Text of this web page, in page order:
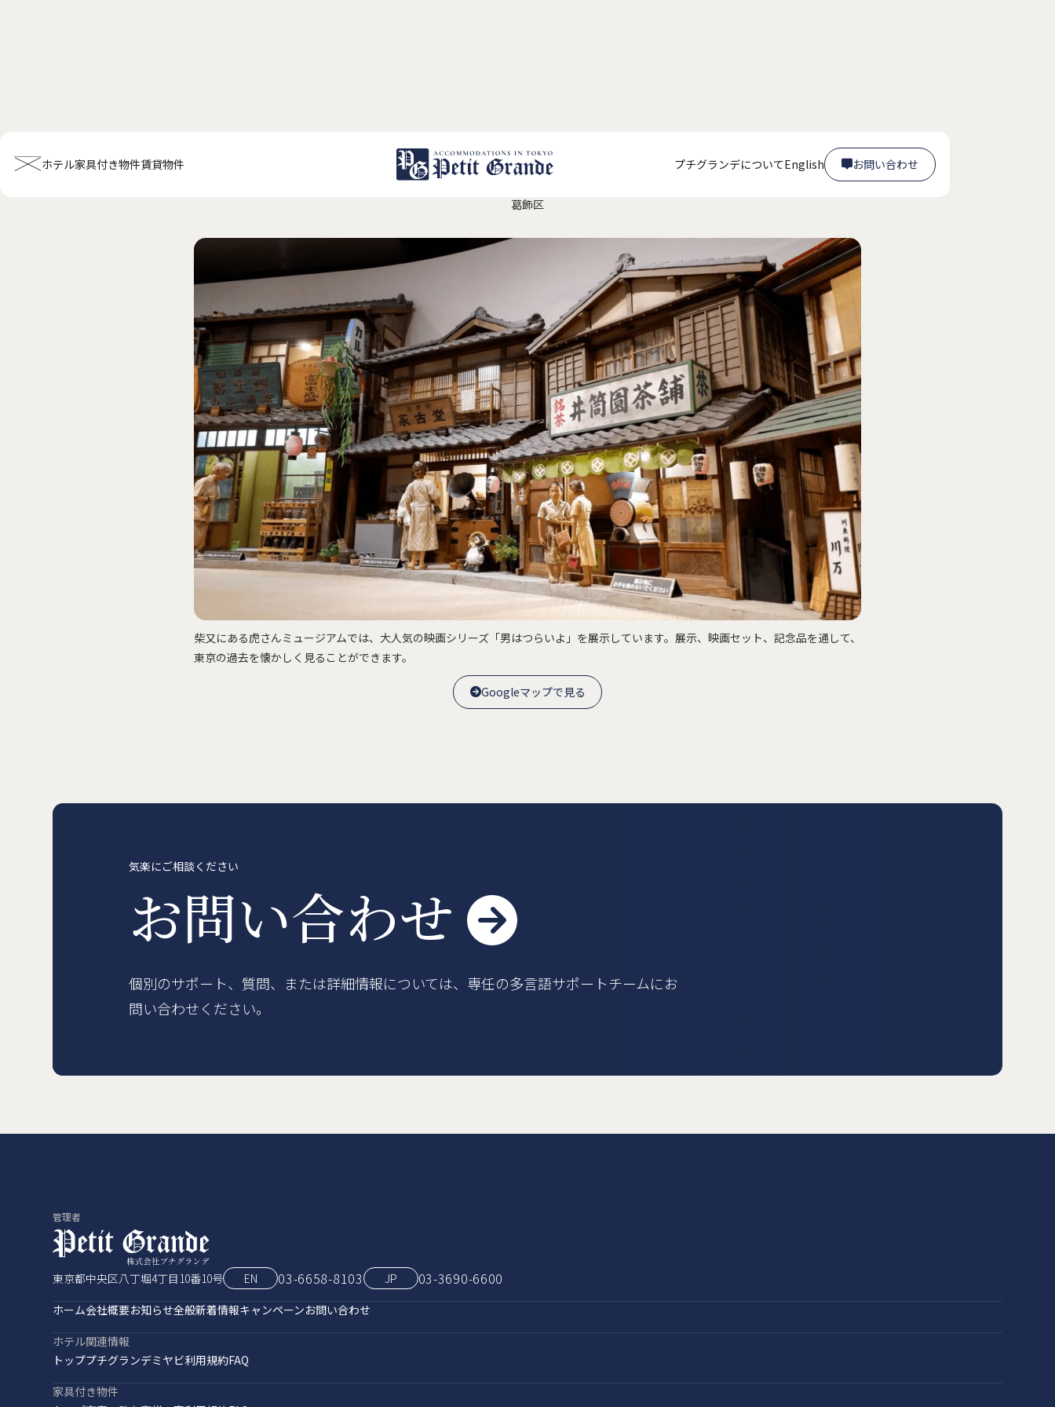
ホテル家具付き物件賃貸物件 プチグランデについてEnglish お問い合わせ
お問い合わせ
利用規約FAQ
利用規約FAQ
契約の流れ鍵と保険について自転車登録よくある質問利用規約
虎さんミュージアム
葛飾区
柴又にある虎さんミュージアムでは、大人気の映画シリーズ「男はつらいよ」を展示しています。展示、映画セット、記念品を通して、
東京の過去を懐かしく見ることができます。
Googleマップで見る
Googleマップで見る
気楽にご相談ください
お問い合わせ 
個別のサポート、質問、または詳細情報については、専任の多言語サポートチームにお
問い合わせください。
管理者
東京都中央区八丁堀4丁目10番10号 EN 03-6658-8103 JP 03‑3690‑6600
ホーム会社概要お知らせ全般新着情報キャンペーンお問い合わせ
ホテル関連情報
トッププチグランデミヤビ利用規約FAQ
家具付き物件